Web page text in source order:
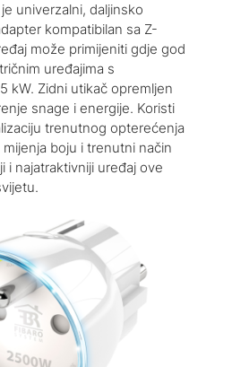
univerzalni, daljinsko
kompatibilan sa Z-
može primijeniti gdje god
uređajima s
kW. Zidni utikač opremljen
snage i energije. Koristi
trenutnog opterećenja
boju i trenutni način
i najatraktivniji uređaj ove